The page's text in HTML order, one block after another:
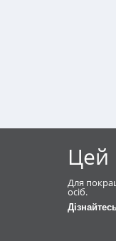
Цей
Для
осіб.